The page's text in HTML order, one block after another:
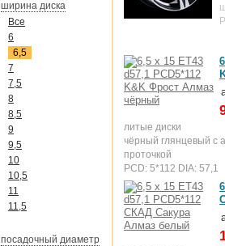
ширина диска
Все
6
6,5
7
7,5
8
8,5
9
9,5
10
10,5
11
11,5
посадочный диаметр
литые диски
чёрный глянцевый с
проточкой
PCD: 5*112 DIA: 57,1